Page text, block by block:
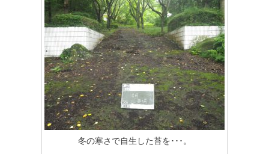
冬の寒さで自生した苔を･･･。